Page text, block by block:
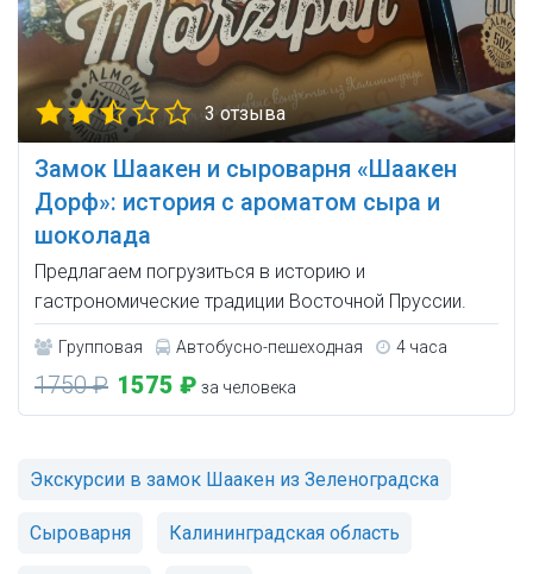
3 отзыва
Замок Шаакен и сыроварня «Шаакен
Дорф»: история с ароматом сыра и
шоколада
Предлагаем погрузиться в историю и
гастрономические традиции Восточной Пруссии.
Групповая Автобусно-пешеходная 4 часа
1750 ₽ 1575 ₽ за человека
Экскурсии в замок Шаакен из Зеленоградска
Сыроварня Калининградская область